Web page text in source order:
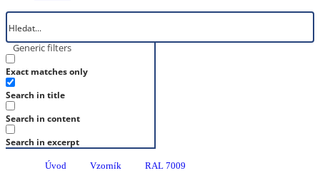
Generic filters
Exact matches only
Search in title
Search in content
Search in excerpt
Úvod Vzorník RAL 7009